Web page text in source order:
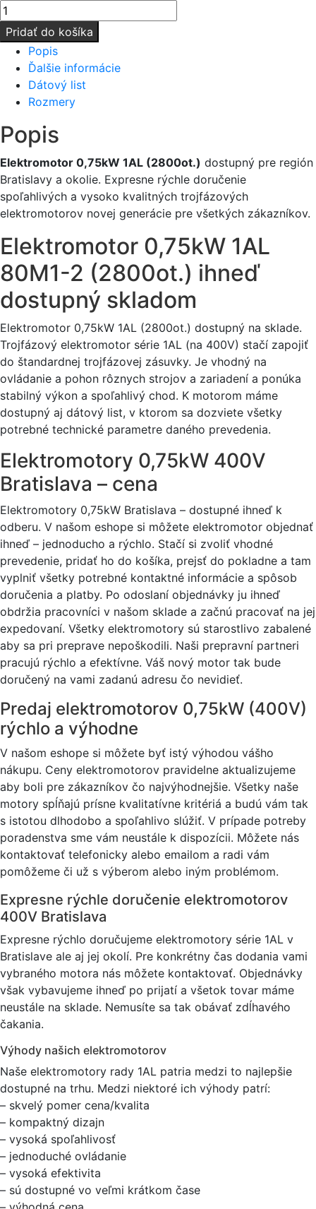
množstvo
Elektromotor
0,75kW
(2800ot.)
Pridať do košíka
Popis
Ďalšie informácie
Dátový list
Rozmery
Popis
Elektromotor 0,75kW 1AL (2800ot.) dostupný pre región
Bratislavy a okolie. Expresne rýchle doručenie
spoľahlivých a vysoko kvalitných trojfázových
elektromotorov novej generácie pre všetkých zákazníkov.
Elektromotor 0,75kW 1AL
80M1-2 (2800ot.) ihneď
dostupný skladom
Elektromotor 0,75kW 1AL (2800ot.) dostupný na sklade.
Trojfázový elektromotor série 1AL (na 400V) stačí zapojiť
do štandardnej trojfázovej zásuvky. Je vhodný na
ovládanie a pohon rôznych strojov a zariadení a ponúka
stabilný výkon a spoľahlivý chod. K motorom máme
dostupný aj dátový list, v ktorom sa dozviete všetky
potrebné technické parametre daného prevedenia.
Elektromotory 0,75kW 400V
Bratislava – cena
Elektromotory 0,75kW Bratislava – dostupné ihneď k
odberu. V našom eshope si môžete elektromotor objednať
ihneď – jednoducho a rýchlo. Stačí si zvoliť vhodné
prevedenie, pridať ho do košíka, prejsť do pokladne a tam
vyplniť všetky potrebné kontaktné informácie a spôsob
doručenia a platby. Po odoslaní objednávky ju ihneď
obdržia pracovníci v našom sklade a začnú pracovať na jej
expedovaní. Všetky elektromotory sú starostlivo zabalené
aby sa pri preprave nepoškodili. Naši prepravní partneri
pracujú rýchlo a efektívne. Váš nový motor tak bude
doručený na vami zadanú adresu čo nevidieť.
Predaj elektromotorov 0,75kW (400V)
rýchlo a výhodne
V našom eshope si môžete byť istý výhodou vášho
nákupu. Ceny elektromotorov pravidelne aktualizujeme
aby boli pre zákazníkov čo najvýhodnejšie. Všetky naše
motory spĺňajú prísne kvalitatívne kritériá a budú vám tak
s istotou dlhodobo a spoľahlivo slúžiť. V prípade potreby
poradenstva sme vám neustále k dispozícii. Môžete nás
kontaktovať telefonicky alebo emailom a radi vám
pomôžeme či už s výberom alebo iným problémom.
Expresne rýchle doručenie elektromotorov
400V Bratislava
Expresne rýchlo doručujeme elektromotory série 1AL v
Bratislave ale aj jej okolí. Pre konkrétny čas dodania vami
vybraného motora nás môžete kontaktovať. Objednávky
však vybavujeme ihneď po prijatí a všetok tovar máme
neustále na sklade. Nemusíte sa tak obávať zdĺhavého
čakania.
Výhody našich elektromotorov
Naše elektromotory rady 1AL patria medzi to najlepšie
dostupné na trhu. Medzi niektoré ich výhody patrí:
– skvelý pomer cena/kvalita
– kompaktný dizajn
– vysoká spoľahlivosť
– jednoduché ovládanie
– vysoká efektivita
– sú dostupné vo veľmi krátkom čase